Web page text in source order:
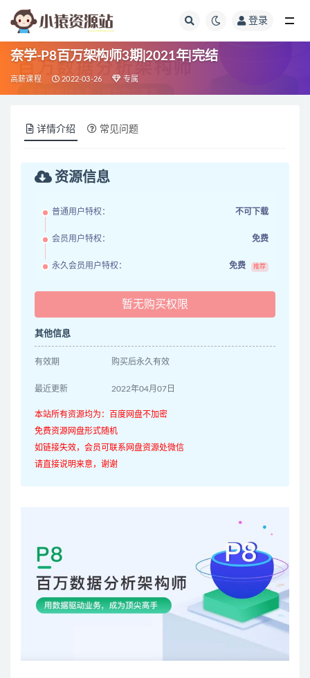
登录
奈学-P8百万架构师3期|2021年|完结
高薪课程 2022-03-26 专属
详情介绍 常见问题
资源信息
普通用户特权： 不可下载
会员用户特权： 免费
永久会员用户特权： 免费 推荐
暂无购买权限
其他信息
有效期 购买后永久有效
最近更新 2022年04月07日
本站所有资源均为：百度网盘不加密
免费资源网盘形式随机
如链接失效，会员可联系网盘资源处微信
请直接说明来意，谢谢